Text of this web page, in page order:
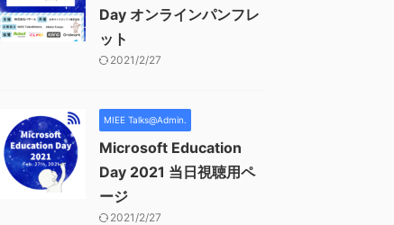
Day オンラインパンフレ
ット
2021/2/27
MIEE Talks@Admin.
Microsoft Education
Day 2021 当日視聴用ペ
ージ
2021/2/27